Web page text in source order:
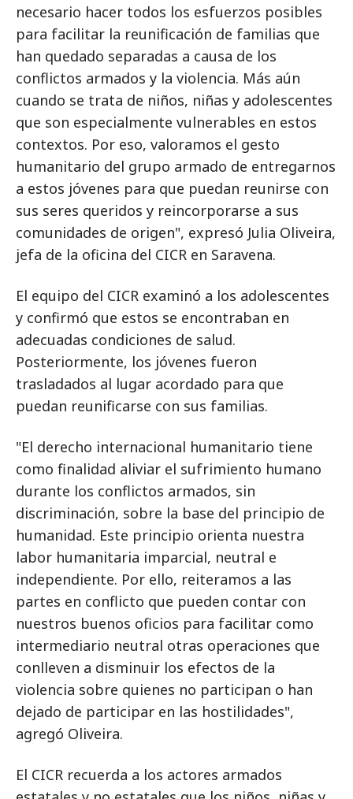
necesario hacer todos los esfuerzos posibles
para facilitar la reunificación de familias que
han quedado separadas a causa de los
conflictos armados y la violencia. Más aún
cuando se trata de niños, niñas y adolescentes
que son especialmente vulnerables en estos
contextos. Por eso, valoramos el gesto
humanitario del grupo armado de entregarnos
a estos jóvenes para que puedan reunirse con
sus seres queridos y reincorporarse a sus
comunidades de origen", expresó Julia Oliveira,
jefa de la oficina del CICR en Saravena.
El equipo del CICR examinó a los adolescentes
y confirmó que estos se encontraban en
adecuadas condiciones de salud.
Posteriormente, los jóvenes fueron
trasladados al lugar acordado para que
puedan reunificarse con sus familias.
"El derecho internacional humanitario tiene
como finalidad aliviar el sufrimiento humano
durante los conflictos armados, sin
discriminación, sobre la base del principio de
humanidad. Este principio orienta nuestra
labor humanitaria imparcial, neutral e
independiente. Por ello, reiteramos a las
partes en conflicto que pueden contar con
nuestros buenos oficios para facilitar como
intermediario neutral otras operaciones que
conlleven a disminuir los efectos de la
violencia sobre quienes no participan o han
dejado de participar en las hostilidades",
agregó Oliveira.
El CICR recuerda a los actores armados